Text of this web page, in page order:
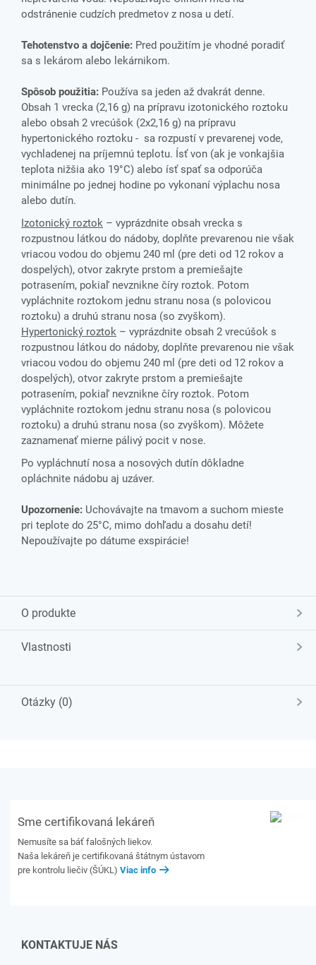
odstránenie cudzích predmetov z nosa u detí.
Tehotenstvo a dojčenie: Pred použitím je vhodné poradiť
sa s lekárom alebo lekárnikom.
Spôsob použitia: Používa sa jeden až dvakrát denne.
Obsah 1 vrecka (2,16 g) na prípravu izotonického roztoku
alebo obsah 2 vrecúšok (2x2,16 g) na prípravu
hypertonického roztoku - sa rozpustí v prevarenej vode,
vychladenej na príjemnú teplotu. Ísť von (ak je vonkajšia
teplota nižšia ako 19°C) alebo ísť spať sa odporúča
minimálne po jednej hodine po vykonaní výplachu nosa
alebo dutín.
Izotonický roztok – vyprázdnite obsah vrecka s
rozpustnou látkou do nádoby, doplňte prevarenou nie však
vriacou vodou do objemu 240 ml (pre deti od 12 rokov a
dospelých), otvor zakryte prstom a premiešajte
potrasením, pokiaľ nevznikne číry roztok. Potom
vypláchnite roztokom jednu stranu nosa (s polovicou
roztoku) a druhú stranu nosa (so zvyškom).
Hypertonický roztok – vyprázdnite obsah 2 vrecúšok s
rozpustnou látkou do nádoby, doplňte prevarenou nie však
vriacou vodou do objemu 240 ml (pre deti od 12 rokov a
dospelých), otvor zakryte prstom a premiešajte
potrasením, pokiaľ nevznikne číry roztok. Potom
vypláchnite roztokom jednu stranu nosa (s polovicou
roztoku) a druhú stranu nosa (so zvyškom). Môžete
zaznamenať mierne pálivý pocit v nose.
Po vypláchnutí nosa a nosových dutín dôkladne
opláchnite nádobu aj uzáver.
Upozornenie: Uchovávajte na tmavom a suchom mieste
pri teplote do 25°C, mimo dohľadu a dosahu detí!
Nepoužívajte po dátume exspirácie!
O produkte
Vlastnosti
Otázky (0)
Sme certifikovaná lekáreň
Nemusíte sa báť falošných liekov.
Naša lekáreň je certifikovaná štátnym ústavom
pre kontrolu liečiv (ŠÚKL) Viac info
KONTAKTUJE NÁS